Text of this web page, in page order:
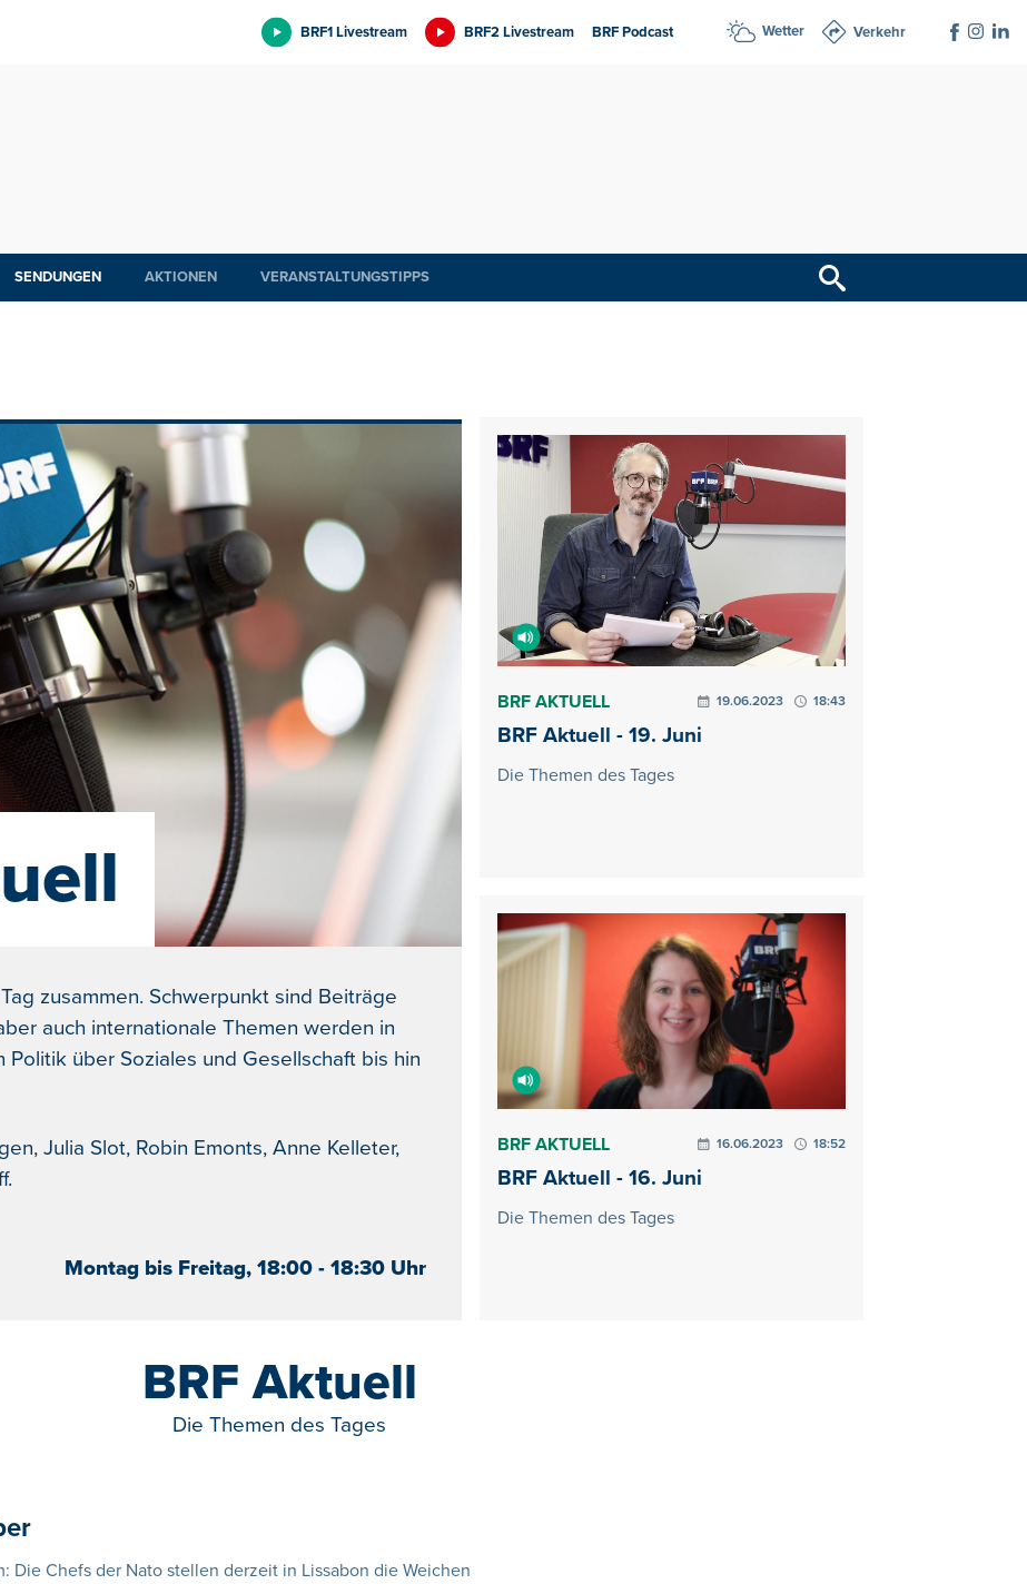
BRF1 Livestream BRF2 Livestream BRF Podcast Wetter Verkehr
SENDUNGEN AKTIONEN VERANSTALTUNGSTIPPS
zusammen. Schwerpunkt sind Beiträge
auch internationale Themen werden in
Politik über Soziales und Gesellschaft bis hin
Julia Slot, Robin Emonts, Anne Kelleter,
Montag bis Freitag, 18:00 - 18:30 Uhr
BRF AKTUELL 19.06.2023 18:43
BRF Aktuell - 19. Juni
Die Themen des Tages
BRF AKTUELL 16.06.2023 18:52
BRF Aktuell - 16. Juni
Die Themen des Tages
BRF Aktuell
Die Themen des Tages
Die Chefs der Nato stellen derzeit in Lissabon die Weichen